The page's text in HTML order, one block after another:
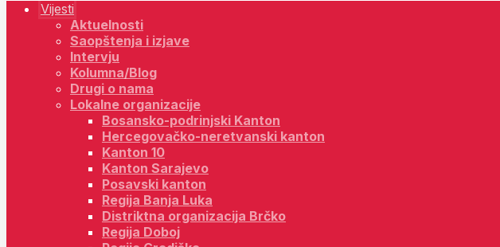
Vijesti
Aktuelnosti
Saopštenja i izjave
Intervju
Kolumna/Blog
Drugi o nama
Lokalne organizacije
Bosansko-podrinjski Kanton
Hercegovačko-neretvanski kanton
Kanton 10
Kanton Sarajevo
Posavski kanton
Regija Banja Luka
Distriktna organizacija Brčko
Regija Doboj